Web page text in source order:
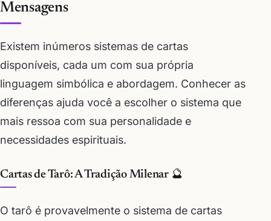
Mensagens
Existem inúmeros sistemas de cartas
disponíveis, cada um com sua própria
linguagem simbólica e abordagem. Conhecer as
diferenças ajuda você a escolher o sistema que
mais ressoa com sua personalidade e
necessidades espirituais.
Cartas de Tarô: A Tradição Milenar 🔮
O tarô é provavelmente o sistema de cartas